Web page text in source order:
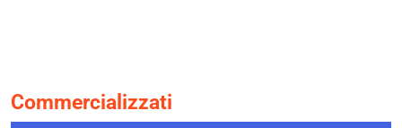
Commercializzati